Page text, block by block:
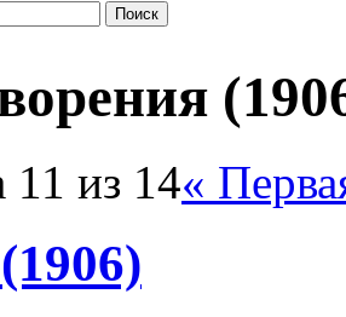
11 из 14«